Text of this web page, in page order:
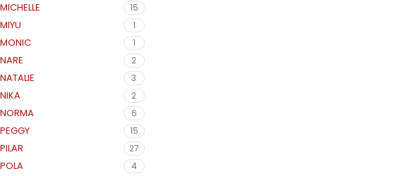
MICHELLE 15
MIYU 1
MONIC 1
NARE 2
NATALIE 3
NIKA 2
NORMA 6
PEGGY 15
PILAR 27
POLA 4